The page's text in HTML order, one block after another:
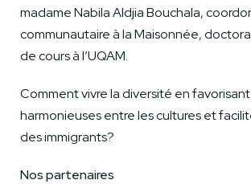
madame Nabila Aldjia Bouchala,
communautaire à la Maisonnée,
de cours à l’UQAM.
Comment vivre la diversité en
harmonieuses entre les cultures et
des immigrants?
Nos partenaires